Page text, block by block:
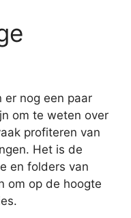
er nog een paar
om te weten over
profiteren van
Het is de
en folders van
om op de hoogte